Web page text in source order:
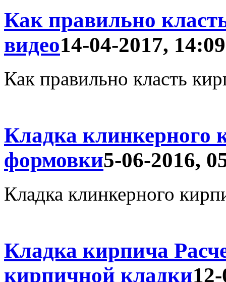
Как правильно
видео14-04-2017, 14:09
Как правильно класть
Кладка клинкерного
формовки5-06-2016,
Кладка клинкерного
Кладка кирпича
кирпичной кладки